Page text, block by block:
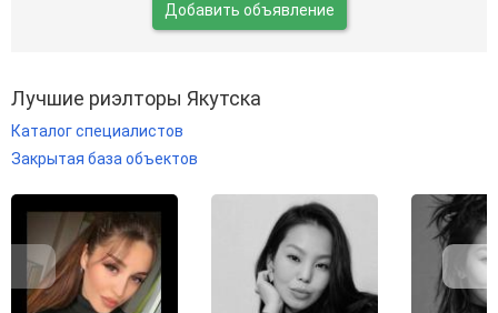
Добавить объявление
Лучшие риэлторы Якутска
Каталог специалистов
Закрытая база объектов